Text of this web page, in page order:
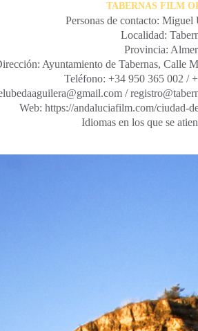
TABERNAS FILM
Personas de contacto:
Localidad:
Provincia:
Ayuntamiento de Tabernas, Calle
Teléfono: +34 950 365 002 /
/
Web: https://andaluciafilm.com/ciudad-
Idiomas en los que se